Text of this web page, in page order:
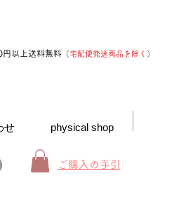
以上送料無料 （宅配便発送商品を除く ）
せ physical shop
ご購入の手引